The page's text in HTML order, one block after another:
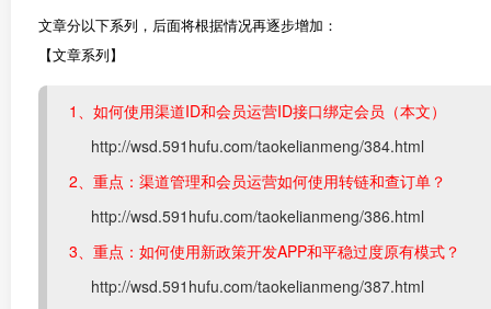
文章分以下系列，后面将根据情况再逐步增加：
【文章系列】
1、如何使用渠道ID和会员运营ID接口绑定会员（本文）
http://wsd.591hufu.com/taokelianmeng/384.html
2、重点：渠道管理和会员运营如何使用转链和查订单？
http://wsd.591hufu.com/taokelianmeng/386.html
3、重点：如何使用新政策开发APP和平稳过度原有模式？
http://wsd.591hufu.com/taokelianmeng/387.html